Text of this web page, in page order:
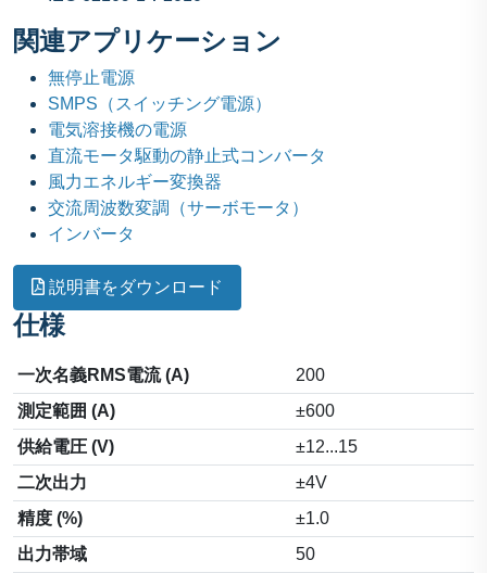
関連アプリケーション
無停止電源
SMPS（スイッチング電源）
電気溶接機の電源
直流モータ駆動の静止式コンバータ
風力エネルギー変換器
交流周波数変調（サーボモータ）
インバータ
説明書をダウンロード
仕様
一次名義RMS電流 (A)
200
測定範囲 (A)
±600
供給電圧 (V)
±12...15
二次出力
±4V
精度 (%)
±1.0
出力帯域
50